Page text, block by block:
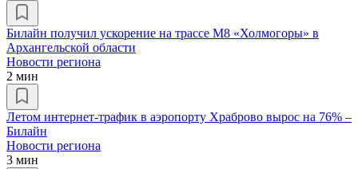
Билайн получил ускорение на трассе М8 «Холмогоры» в
Архангельской области
Новости региона
2 мин
Летом интернет-трафик в аэропорту Храброво вырос на 76% –
Билайн
Новости региона
3 мин